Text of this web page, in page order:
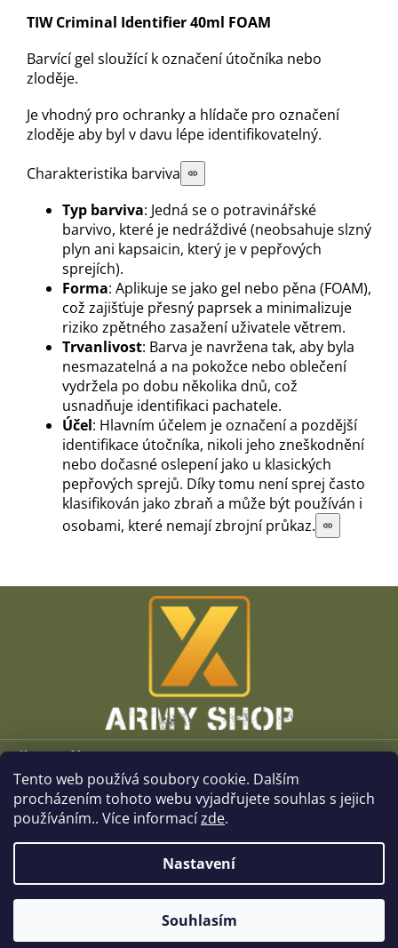
Tento web používá soubory cookie. Dalším
procházením tohoto webu vyjadřujete souhlas s jejich
používáním.. Více informacízde.
Nastavení
Souhlasím
TIW Criminal Identifier 40ml FOAM
Barvící gel sloužící k označení útočníka nebo
zloděje.
Je vhodný pro ochranky a hlídače pro označení
zloděje aby byl v davu lépe identifikovatelný.
Charakteristika barviva
Typ barviva: Jedná se o potravinářské
barvivo, které je nedráždivé (neobsahuje slzný
plyn ani kapsaicin, který je v pepřových
sprejích).
Forma: Aplikuje se jako gel nebo pěna (FOAM),
což zajišťuje přesný paprsek a minimalizuje
riziko zpětného zasažení uživatele větrem.
Trvanlivost: Barva je navržena tak, aby byla
nesmazatelná a na pokožce nebo oblečení
vydržela po dobu několika dnů, což
usnadňuje identifikaci pachatele.
Účel: Hlavním účelem je označení a pozdější
identifikace útočníka, nikoli jeho zneškodnění
nebo dočasné oslepení jako u klasických
pepřových sprejů. Díky tomu není sprej často
klasifikován jako zbraň a může být používán i
osobami, které nemají zbrojní průkaz.
Z
Vše o nákupu
O společnosti
Kamenné prodejny
Kontakt
x-ArmyShop.cz. Všechna práva vyhrazena.